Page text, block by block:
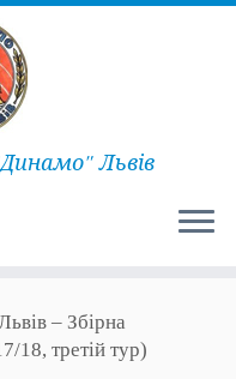
Львів
– Збірна
18, третій тур)